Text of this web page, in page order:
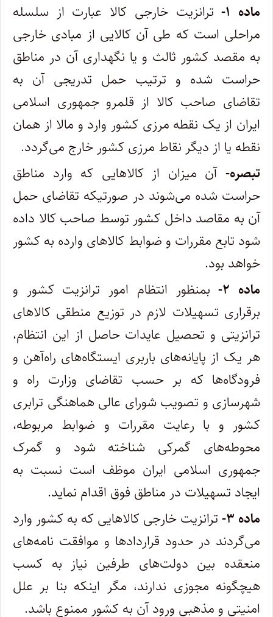
ماده ۱-
ترانزیت خارجی کالا عبارت از سلسله
مراحلی است که طی آن کالایی از مبادی خارجی
به مقصد کشور ثالث و یا نگهداری آن در مناطق‌
حراست شده و ترتیب حمل تدریجی آن به
تقاضای صاحب کالا از قلمرو جمهوری اسلامی
ایران از یک نقطه مرزی کشور وارد و مالا از همان
نقطه یا از‌ دیگر نقاط مرزی کشور خارج می‌گردد.
تبصره-آن میزان از کالاهایی که وارد مناطق
حراست شده می‌شوند در صورتیکه تقاضای حمل
آن به مقاصد داخل کشور توسط صاحب کالا داده
‌شود تابع مقررات و ضوابط کالاهای وارده به کشور
خواهد بود.
ماده ۲-
بمنظور انتظام امور ترانزیت کشور و
برقراری تسهیلات لازم در توزیع منطقی کالاهای
ترانزیتی و تحصیل عایدات حاصل از این انتظام،
‌هر یک از پایانه‌های باربری ایستگاه‌های راه‌آهن و
فرودگاه‌ها که بر حسب تقاضای وزارت راه و
شهرسازی و تصویب شورای عالی هماهنگی ترابری
کشور و‌ با رعایت مقررات و ضوابط مربوطه،
محوطه‌های گمرکی شناخته شود و گمرک
جمهوری اسلامی ایران موظف است نسبت به
ایجاد تسهیلات در‌ مناطق فوق اقدام نماید.
ماده ۳-
ترانزیت خارجی کالاهایی که به کشور وارد
می‌گردند در حدود قراردادها و موافقت ‌نامه‌های
منعقده بین دولت‌های طرفین نیاز به کسب‌
هیچگونه مجوزی ندارند، مگر اینکه بنا بر علل
امنیتی و مذهبی ورود آن به کشور ممنوع باشد.